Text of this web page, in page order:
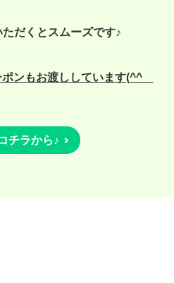
だくとスムーズです♪
ンもお渡ししています(^^ゞ
チラから♪